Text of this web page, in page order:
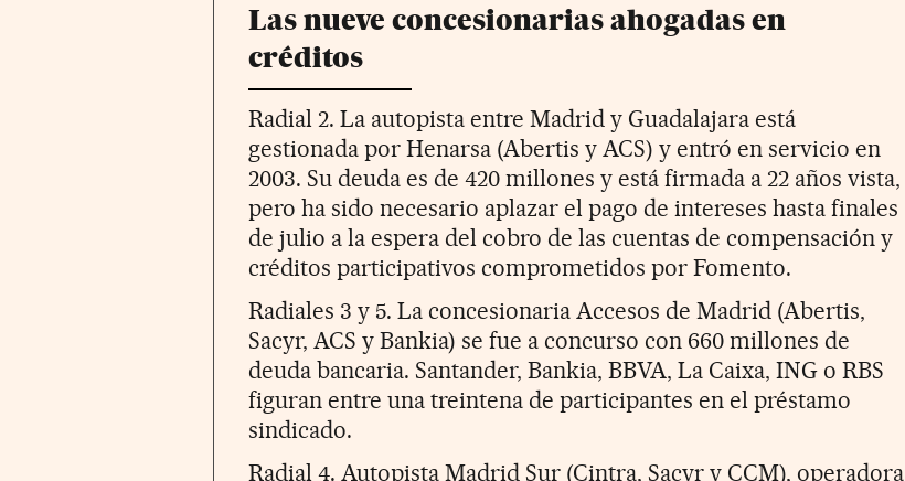
Las nueve concesionarias ahogadas en
créditos
Radial 2. La autopista entre Madrid y Guadalajara está
gestionada por Henarsa (Abertis y ACS) y entró en servicio en
2003. Su deuda es de 420 millones y está firmada a 22 años vista,
pero ha sido necesario aplazar el pago de intereses hasta finales
de julio a la espera del cobro de las cuentas de compensación y
créditos participativos comprometidos por Fomento.
Radiales 3 y 5. La concesionaria Accesos de Madrid (Abertis,
Sacyr, ACS y Bankia) se fue a concurso con 660 millones de
deuda bancaria. Santander, Bankia, BBVA, La Caixa, ING o RBS
figuran entre una treintena de participantes en el préstamo
sindicado.
Radial 4. Autopista Madrid Sur (Cintra, Sacyr y CCM), operadora